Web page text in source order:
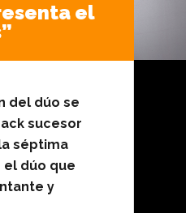
el
del dúo se
sucesor
la séptima
dúo que
y